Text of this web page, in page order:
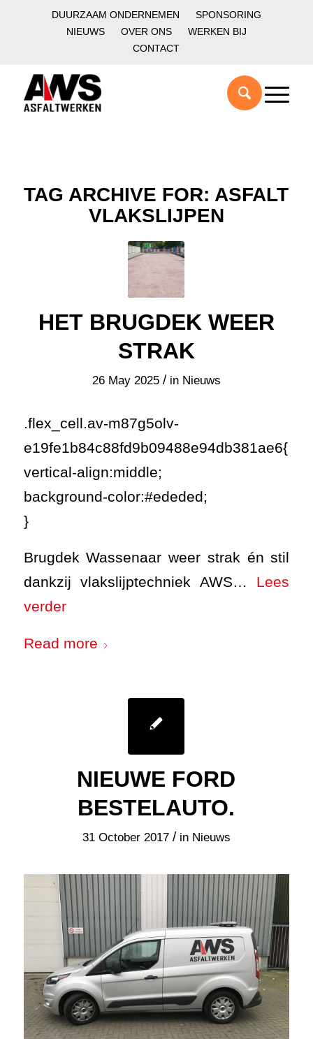
DUURZAAM ONDERNEMEN
SPONSORING
NIEUWS
OVER ONS
WERKEN BIJ
CONTACT
TAG ARCHIVE FOR: ASFALT
VLAKSLIJPEN
HET BRUGDEK WEER
STRAK
26 May 2025 / in Nieuws
.flex_cell.av-m87g5olv-
e19fe1b84c88fd9b09488e94db381ae6{
vertical-align:middle;
background-color:#ededed;
}
Brugdek Wassenaar weer strak én stil
dankzij vlakslijptechniek AWS… Lees
verder
Read more
NIEUWE FORD
BESTELAUTO.
31 October 2017 / in Nieuws